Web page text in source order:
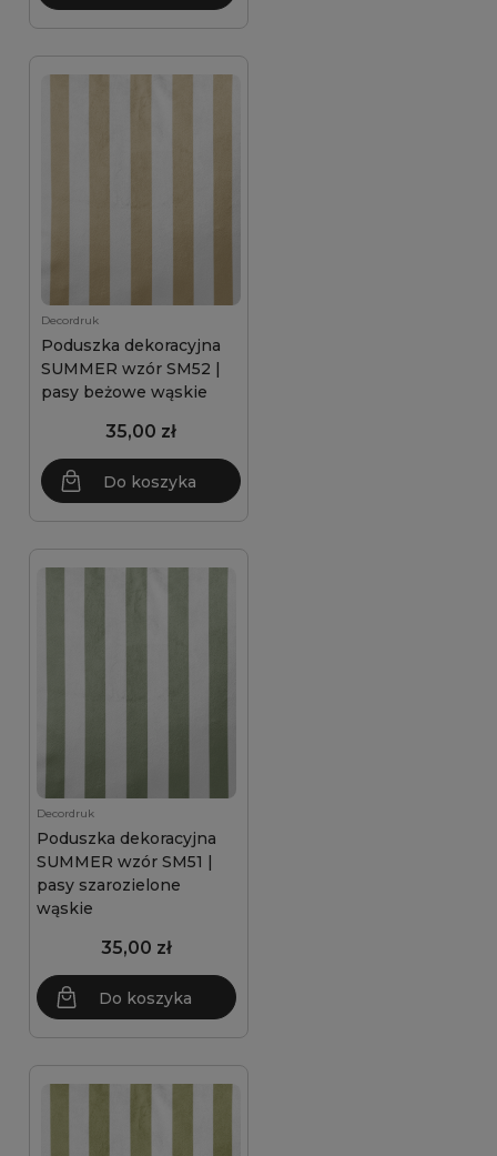
Decordruk
Poduszka dekoracyjna
SUMMER wzór SM52 |
pasy beżowe wąskie
35,00 zł
Do koszyka
Decordruk
Poduszka dekoracyjna
SUMMER wzór SM51 |
pasy szarozielone
wąskie
35,00 zł
Do koszyka